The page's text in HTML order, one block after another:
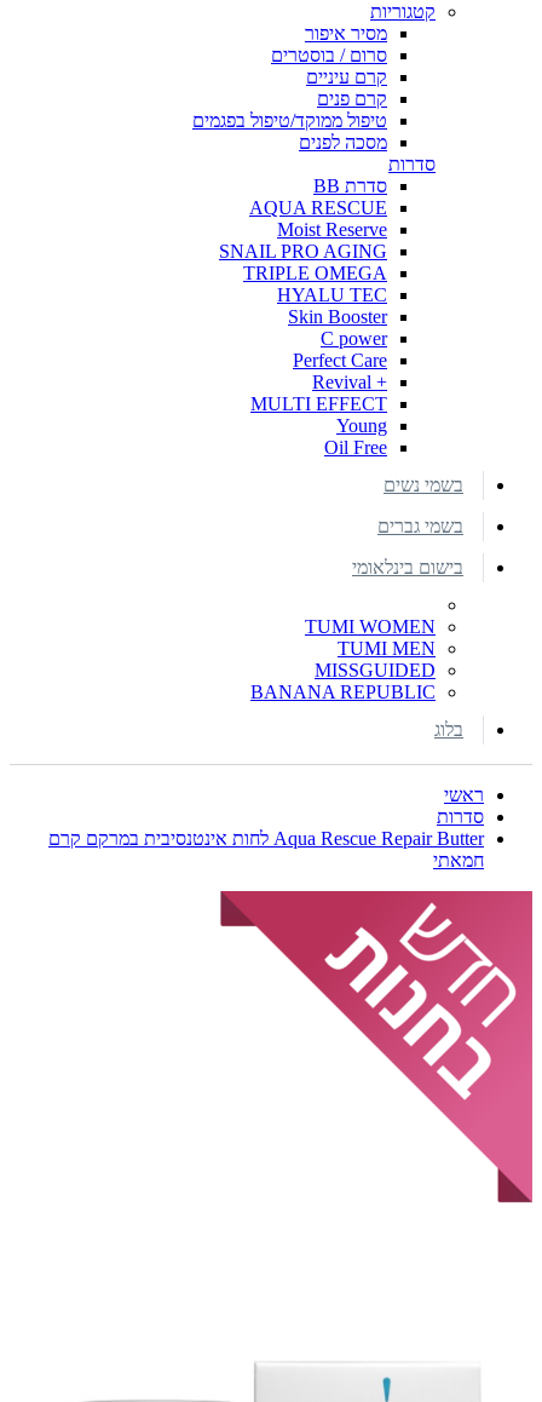
קטגוריות
מסיר איפור
סרום / בוסטרים
קרם עיניים
קרם פנים
טיפול ממוקד/טיפול בפגמים
מסכה לפנים
סדרות
סדרת BB
AQUA RESCUE
Moist Reserve
SNAIL PRO AGING
TRIPLE OMEGA
HYALU TEC
Skin Booster
C power
Perfect Care
+ Revival
MULTI EFFECT
Young
Oil Free
בשמי נשים
בשמי גברים
בישום בינלאומי
TUMI WOMEN
TUMI MEN
MISSGUIDED
BANANA REPUBLIC
בלוג
ראשי
סדרות
Aqua Rescue Repair Butter לחות אינטנסיבית במרקם קרם
חמאתי